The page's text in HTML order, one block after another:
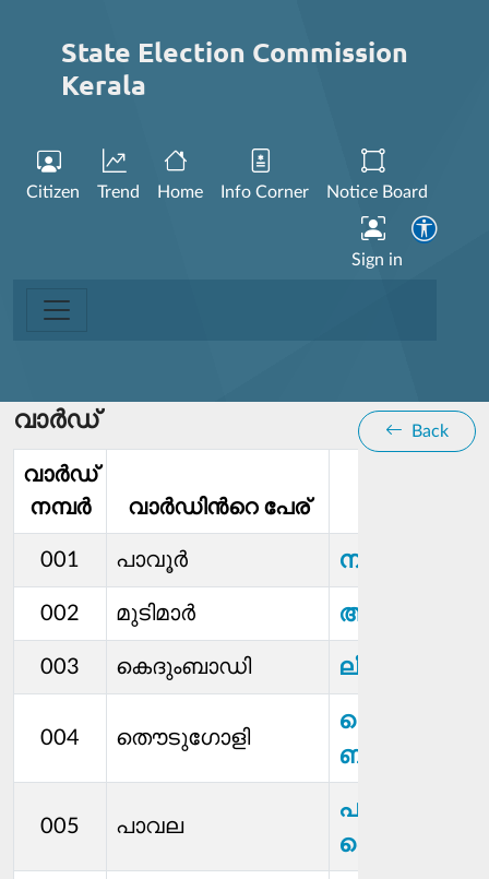
State Election Commission
Kerala
Citizen Trend Home Info Corner Notice Board
Sign in
വാര്‍ഡ് Back
വാര്‍ഡ്‌
നമ്പര്‍
വാര്‍ഡിൻറെ പേര്
001 പാവൂർ നാരായണ
002 മുടിമാർ അബുബക്കർ
003 കെദുംബാഡി ലീന
004 തൌടുഗോളി
കെ രസ്‌വീന
ബാനു
005 പാവല
പൂര്‍ണിമ
ബെരിഞ്ച